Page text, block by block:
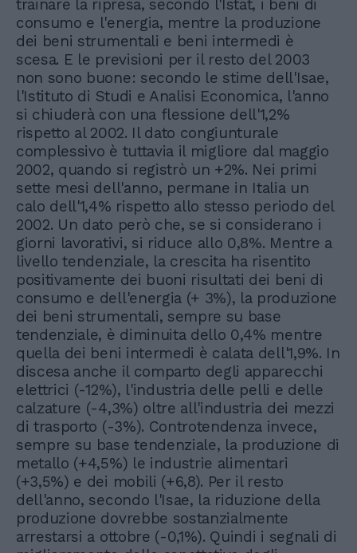
trainare la ripresa, secondo l'Istat, i beni di
consumo e l'energia, mentre la produzione
dei beni strumentali e beni intermedi è
scesa. E le previsioni per il resto del 2003
non sono buone: secondo le stime dell'Isae,
l'Istituto di Studi e Analisi Economica, l'anno
si chiuderà con una flessione dell'1,2%
rispetto al 2002. Il dato congiunturale
complessivo è tuttavia il migliore dal maggio
2002, quando si registrò un +2%. Nei primi
sette mesi dell'anno, permane in Italia un
calo dell'1,4% rispetto allo stesso periodo del
2002. Un dato però che, se si considerano i
giorni lavorativi, si riduce allo 0,8%. Mentre a
livello tendenziale, la crescita ha risentito
positivamente dei buoni risultati dei beni di
consumo e dell'energia (+ 3%), la produzione
dei beni strumentali, sempre su base
tendenziale, è diminuita dello 0,4% mentre
quella dei beni intermedi è calata dell'1,9%. In
discesa anche il comparto degli apparecchi
elettrici (-12%), l'industria delle pelli e delle
calzature (-4,3%) oltre all'industria dei mezzi
di trasporto (-3%). Controtendenza invece,
sempre su base tendenziale, la produzione di
metallo (+4,5%) le industrie alimentari
(+3,5%) e dei mobili (+6,8). Per il resto
dell'anno, secondo l'Isae, la riduzione della
produzione dovrebbe sostanzialmente
arrestarsi a ottobre (-0,1%). Quindi i segnali di